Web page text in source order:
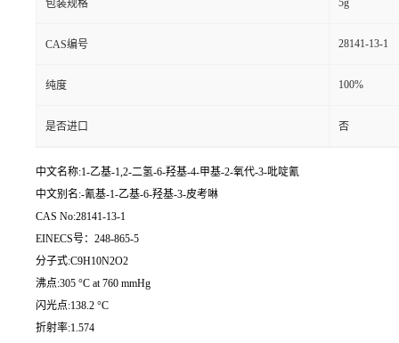
包装规格 5g
CAS编号 28141-13-1
纯度 100%
是否进口 否
中文名称:1-乙基-1,2-二氢-6-羟基-4-甲基-2-氧代-3-吡啶氰
中文别名:-氰基-1-乙基-6-羟基-3-皮考啉
CAS No:28141-13-1
EINECS号：248-865-5
分子式:C9H10N2O2
沸点:305 °C at 760 mmHg
闪光点:138.2 °C
折射率:1.574